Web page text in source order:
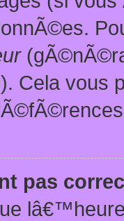
Cela vous
pas